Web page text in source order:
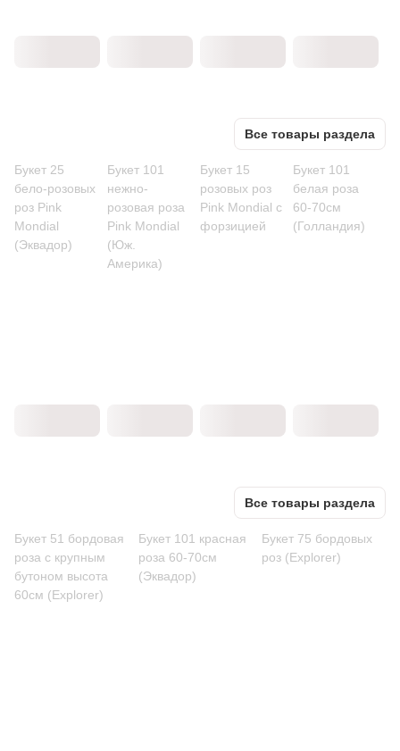
Все товары раздела
Букет 25
бело-розовых
роз Pink
Mondial
(Эквадор)
Букет 101
нежно-
розовая роза
Pink Mondial
(Юж.
Америка)
Букет 15
розовых роз
Pink Mondial с
форзицией
Букет 101
белая роза
60-70см
(Голландия)
Все товары раздела
Букет 51 бордовая
роза с крупным
бутоном высота
60см (Explorer)
Букет 101 красная
роза 60-70см
(Эквадор)
Букет 75 бордовых
роз (Explorer)